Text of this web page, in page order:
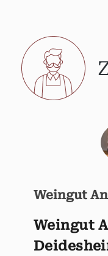
Weingut
Weingut